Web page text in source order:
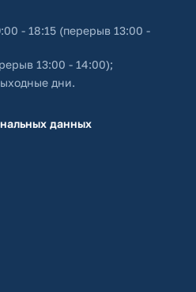
- 18:15 (перерыв 13:00 -
13:00 - 14:00);
дни.
данных